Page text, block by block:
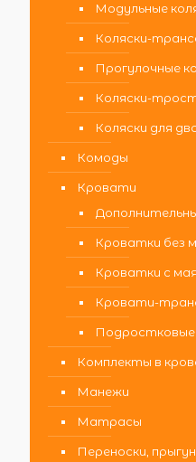
Модульные
Коляски-
Прогулочные
Коляски-
Коляски для
Комоды
Кровати
Кроватки без
Кроватки с
Кровати-
Комплекты в
Манежи
Матрасы
Переноски,